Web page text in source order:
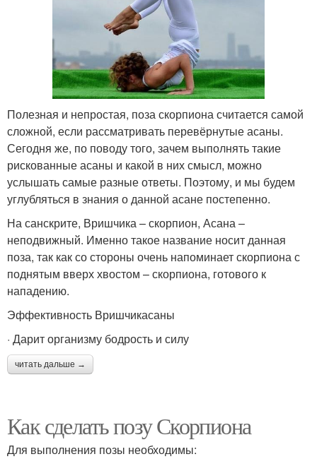
Полезная и непростая, поза скорпиона считается самой
сложной, если рассматривать перевёрнутые асаны.
Сегодня же, по поводу того, зачем выполнять такие
рискованные асаны и какой в них смысл, можно
услышать самые разные ответы. Поэтому, и мы будем
углубляться в знания о данной асане постепенно.
На санскрите, Вришчика – скорпион, Асана –
неподвижный. Именно такое название носит данная
поза, так как со стороны очень напоминает скорпиона с
поднятым вверх хвостом – скорпиона, готового к
нападению.
Эффективность Вришчикасаны
· Дарит организму бодрость и силу
читать дальше →
Как сделать позу Скорпиона
Для выполнения позы необходимы: